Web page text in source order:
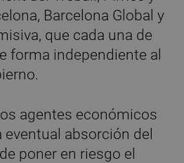
Barcelona Global y
que cada una de
forma independiente al
agentes económicos
absorción del
poner en riesgo el